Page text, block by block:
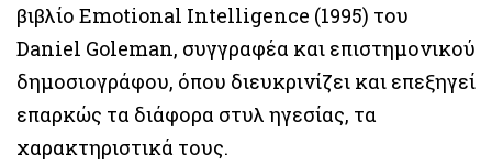
βιβλίο Emotional Intelligence (1995) του
Daniel Goleman, συγγραφέα και επιστημονικού
δημοσιογράφου, όπου διευκρινίζει και επεξηγεί
επαρκώς τα διάφορα στυλ ηγεσίας, τα
χαρακτηριστικά τους.